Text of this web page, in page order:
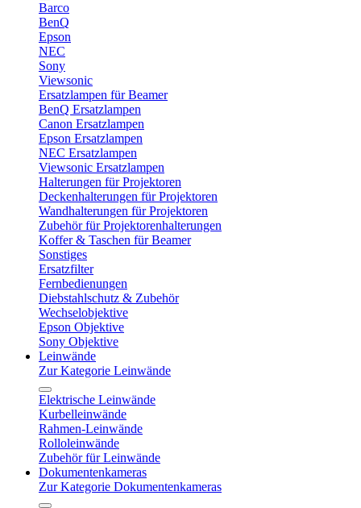
Barco
BenQ
Epson
NEC
Sony
Viewsonic
Ersatzlampen für Beamer
BenQ Ersatzlampen
Canon Ersatzlampen
Epson Ersatzlampen
NEC Ersatzlampen
Viewsonic Ersatzlampen
Halterungen für Projektoren
Deckenhalterungen für Projektoren
Wandhalterungen für Projektoren
Zubehör für Projektorenhalterungen
Koffer & Taschen für Beamer
Sonstiges
Ersatzfilter
Fernbedienungen
Diebstahlschutz & Zubehör
Wechselobjektive
Epson Objektive
Sony Objektive
Leinwände
Zur Kategorie Leinwände
Elektrische Leinwände
Kurbelleinwände
Rahmen-Leinwände
Rolloleinwände
Zubehör für Leinwände
Dokumentenkameras
Zur Kategorie Dokumentenkameras